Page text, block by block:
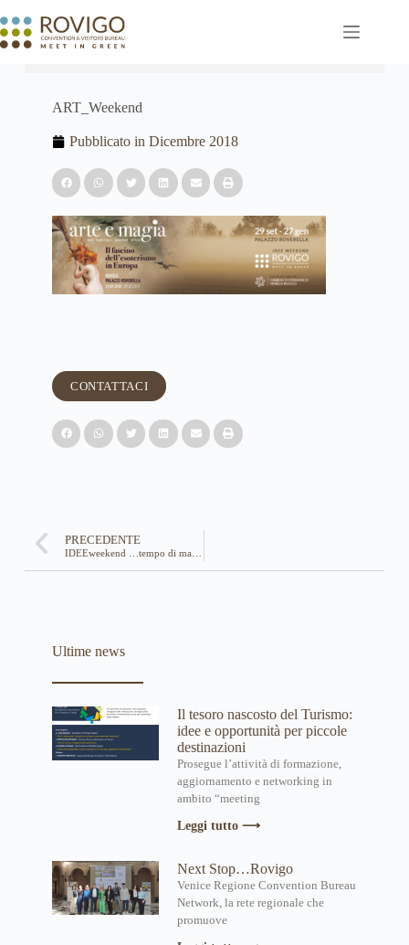
ART_Weekend
Pubblicato in Dicembre 2018
CONTATTACI
PRECEDENTE
Ultime news
Il tesoro nascosto del Turismo:
idee e opportunità per piccole
destinazioni
Prosegue l’attività di formazione,
aggiornamento e networking in
ambito “meeting
Leggi tutto ⟶
Next Stop…Rovigo
Venice Regione Convention Bureau
Network, la rete regionale che
promuove